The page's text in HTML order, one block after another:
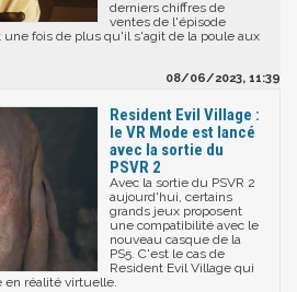
derniers chiffres de
ventes de l'épisode
une fois de plus qu'il s'agit de la poule aux
08/06/2023, 11:39
Resident Evil Village :
le VR Mode est lancé
avec la sortie du
PSVR 2
Avec la sortie du PSVR 2
aujourd'hui, certains
grands jeux proposent
une compatibilité avec le
nouveau casque de la
PS5. C'est le cas de
Resident Evil Village qui
en réalité virtuelle.